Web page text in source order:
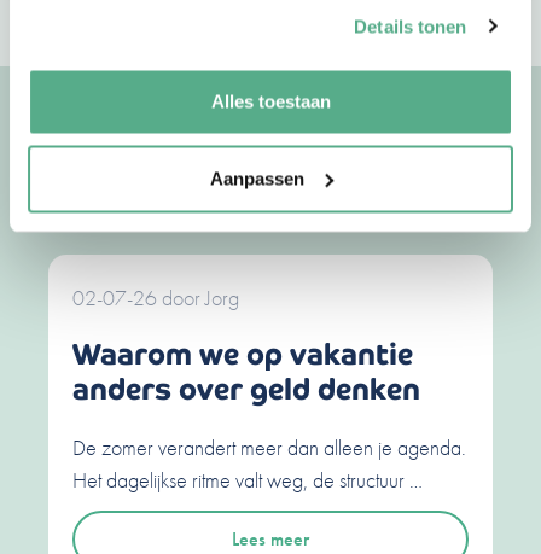
Details tonen
Alles toestaan
Aanpassen
Uitgelichte artikelen
Bekijk meer artikelen
02-07-26 doorJorg
Waarom we op vakantie
anders over geld denken
De zomer verandert meer dan alleen je agenda.
Het dagelijkse ritme valt weg, de structuur …
Lees meer